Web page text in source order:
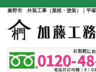
秦野市 外装工事（屋根・塗装）｜平